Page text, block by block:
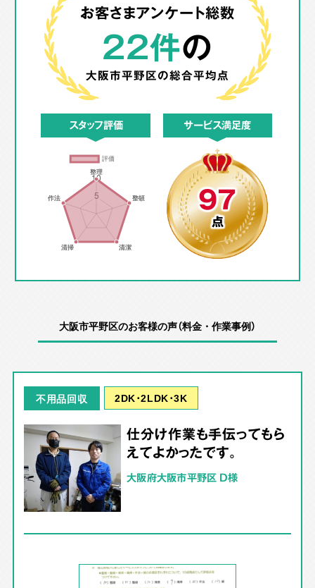
お客さまアンケート総数
22件の
大阪市平野区の総合平均点
スタッフ評価 サービス満足度
97
点
大阪市平野区のお客様の声（料金・作業事例）
不用品回収 2DK･2LDK･3K
仕分け作業も手伝ってもら
えてよかったです。
大阪府大阪市平野区 D様